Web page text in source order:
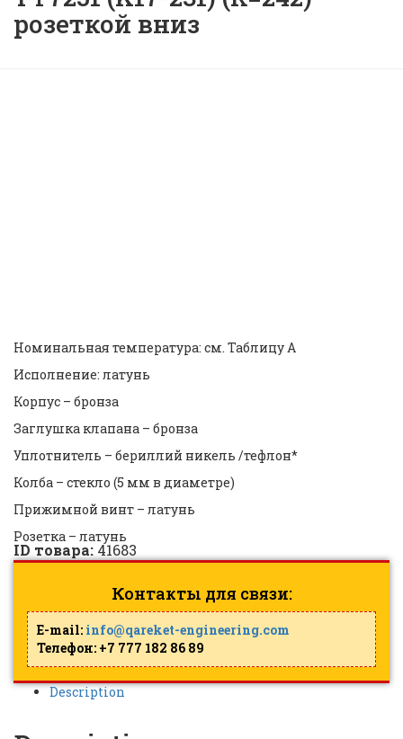
розеткой вниз
Номинальная температура: см. Таблицу А
Исполнение: латунь
Корпус – бронза
Заглушка клапана – бронза
Уплотнитель – бериллий никель /тефлон*
Колба – стекло (5 мм в диаметре)
Прижимной винт – латунь
Розетка – латунь
ID товара: 41683
Контакты для связи:
E-mail: info@qareket-engineering.com
Телефон: +7 777 182 86 89
Description